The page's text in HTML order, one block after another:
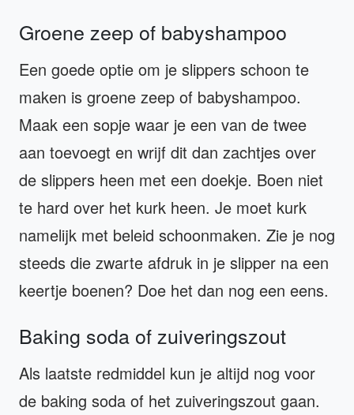
Groene zeep of babyshampoo
Een goede optie om je slippers schoon te
maken is groene zeep of babyshampoo.
Maak een sopje waar je een van de twee
aan toevoegt en wrijf dit dan zachtjes over
de slippers heen met een doekje. Boen niet
te hard over het kurk heen. Je moet kurk
namelijk met beleid schoonmaken. Zie je nog
steeds die zwarte afdruk in je slipper na een
keertje boenen? Doe het dan nog een eens.
Baking soda of zuiveringszout
Als laatste redmiddel kun je altijd nog voor
de baking soda of het zuiveringszout gaan.